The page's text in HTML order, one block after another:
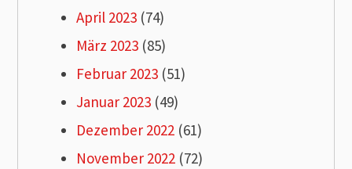
April 2023 (74)
März 2023 (85)
Februar 2023 (51)
Januar 2023 (49)
Dezember 2022 (61)
November 2022 (72)